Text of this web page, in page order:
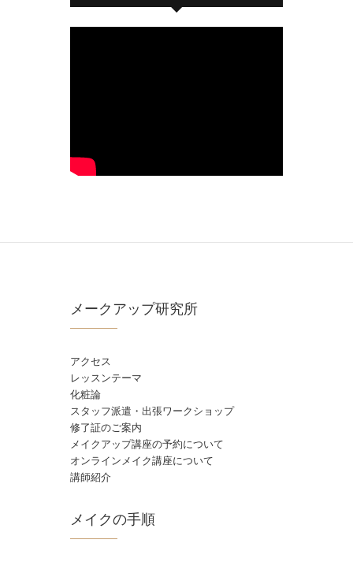
メークアップ研究所
アクセス
レッスンテーマ
化粧論
スタッフ派遣・出張ワークショップ
修了証のご案内
メイクアップ講座の予約について
オンラインメイク講座について
講師紹介
メイクの手順